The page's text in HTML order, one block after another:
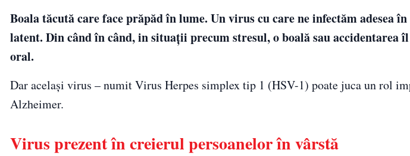
Boala tăcută care face prăpăd în lume. Un virus cu care ne infectăm adesea
latent. Din când în când, in situații precum stresul, o boală sau accidentarea
oral.
Dar același virus – numit Virus Herpes simplex tip 1 (HSV-1) poate juca un rol
Alzheimer.
Virus prezent în creierul persoanelor în vârstă